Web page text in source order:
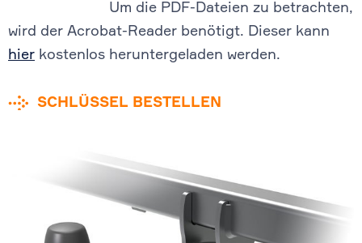
Um die PDF-Dateien zu betrachten,
wird der Acrobat-Reader benötigt. Dieser kann
hier kostenlos heruntergeladen werden.
SCHLÜSSEL BESTELLEN